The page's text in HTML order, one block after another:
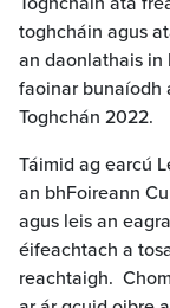
toghcháin agus
an daonlathais in
faoinar bunaíodh
Toghchán 2022.
Táimid ag earcú
an bhFoireann
agus leis an
éifeachtach a
reachtaigh.